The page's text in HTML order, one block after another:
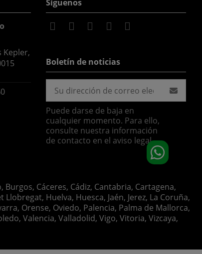
Kepler,
Síguenos
Boletín de noticias
Puede darse de baja en
cualquier momento. Para ello,
consulte nuestra información
de contacto en el aviso legal.
Cáceres, Cádiz, Cantabria, Cartagena,
Huelva, Huesca, Jaén, Jerez, La Coruña,
Orense, Oviedo, Palencia, Palma de Mallorca,
Valencia, Valladolid, Vigo, Vitoria, Vizcaya,